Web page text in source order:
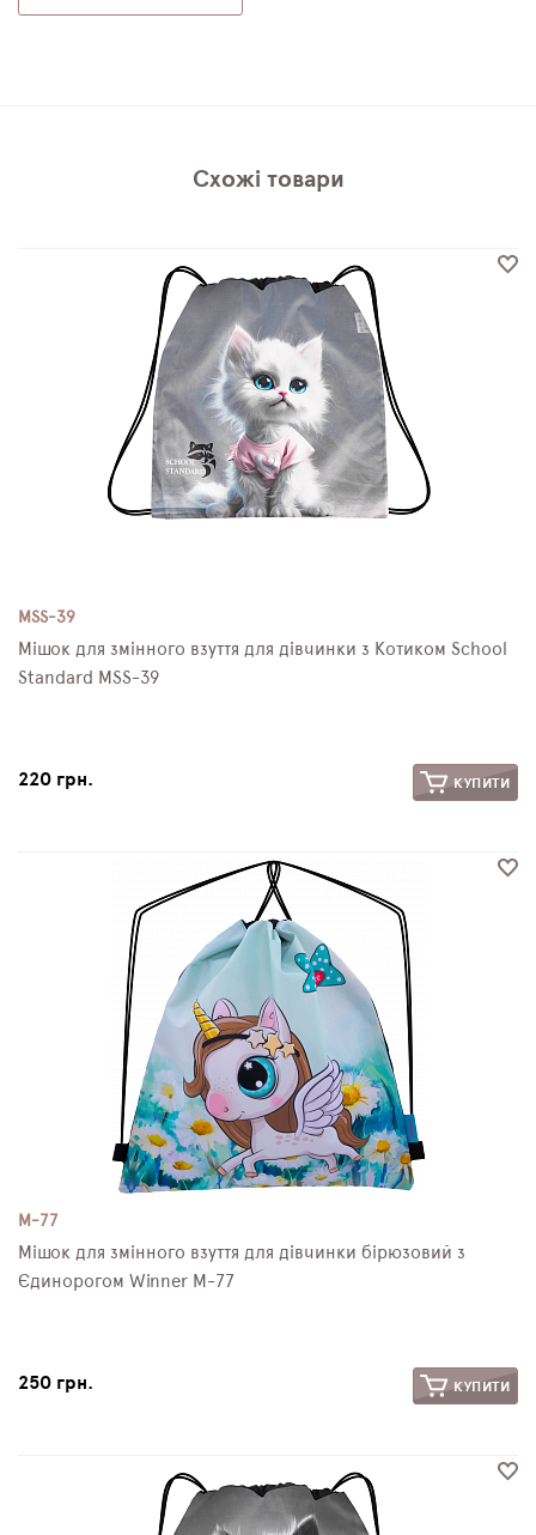
Схожі товари
MSS-39
Мішок для змінного взуття для дівчинки з Котиком School
Standard MSS-39
220 грн. КУПИТИ
M-77
Мішок для змінного взуття для дівчинки бірюзовий з
Єдинорогом Winner M-77
250 грн. КУПИТИ